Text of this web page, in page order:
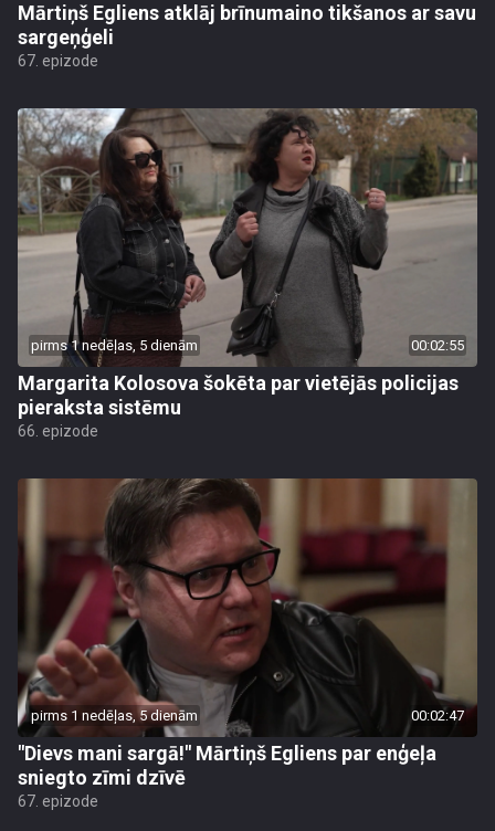
Mārtiņš Egliens atklāj brīnumaino tikšanos ar savu
sargeņģeli
67. epizode
pirms 1 nedēļas, 5 dienām 00:02:55
Margarita Kolosova šokēta par vietējās policijas
pieraksta sistēmu
66. epizode
pirms 1 nedēļas, 5 dienām 00:02:47
"Dievs mani sargā!" Mārtiņš Egliens par enģeļa
sniegto zīmi dzīvē
67. epizode